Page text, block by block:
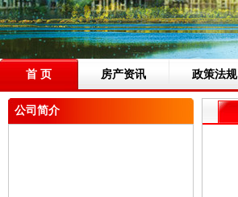
首 页 房产资讯 政策法规
公司简介